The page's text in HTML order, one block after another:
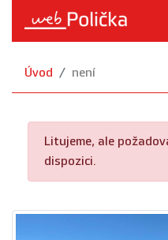
Úvod není
Litujeme, ale
dispozici.